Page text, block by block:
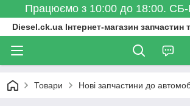
Працюємо з 10:00 до 18:00. СБ-
Diesel.ck.ua Інтернет-магазин запчастин
Товари Нові запчастини до